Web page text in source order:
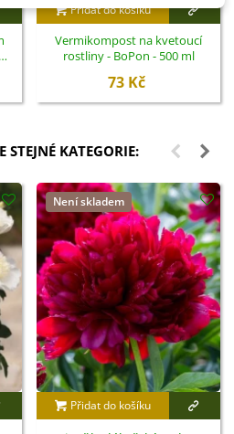
Přidat do košíku
Vermikompost na kvetoucí
rostliny - BoPon - 500 ml
73 Kč
KATEGORIE:
Není skladem
Přidat do košíku